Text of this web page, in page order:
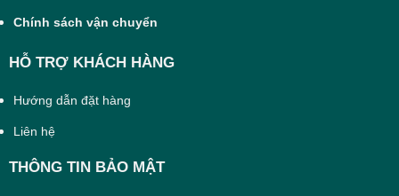
Chính sách vận chuyển
HỖ TRỢ KHÁCH HÀNG
Hướng dẫn đặt hàng
Liên hệ
THÔNG TIN BẢO MẬT